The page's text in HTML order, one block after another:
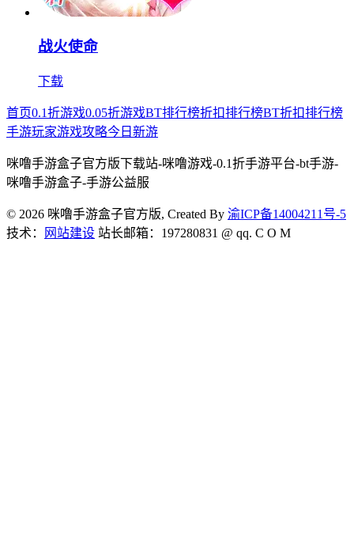
战火使命
下载
首页0.1折游戏0.05折游戏BT排行榜折扣排行榜BT折扣排行榜
手游玩家游戏攻略今日新游
咪噜手游盒子官方版下载站-咪噜游戏-0.1折手游平台-bt手游-
咪噜手游盒子-手游公益服
© 2026 咪噜手游盒子官方版, Created By 渝ICP备14004211号-5
技术：
网站建设 站长邮箱：197280831 @ qq. C O M